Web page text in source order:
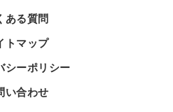
ある質問
トマップ
シーポリシー
い合わせ